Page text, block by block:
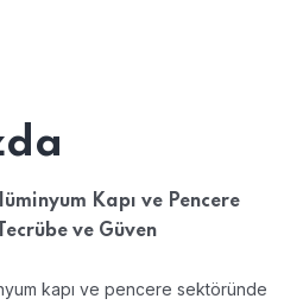
Kapı ve Pencere
ve Güven
kapı ve pencere sektöründe